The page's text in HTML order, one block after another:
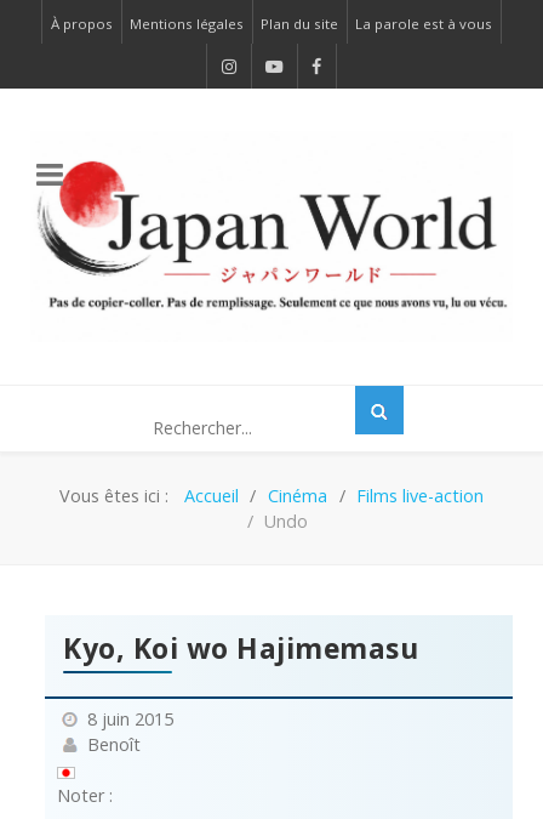
À propos Mentions légales Plan du site La parole est à vous
Vous êtes ici : Accueil Cinéma
Films live-action
Undo
Kyo, Koi wo Hajimemasu
8 juin 2015
Benoît
Noter :